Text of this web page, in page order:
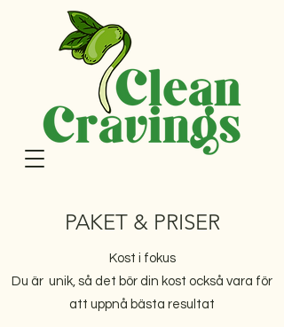
PAKET & PRISER
Kost i fokus
Du är unik, så det bör din kost också vara för
att uppnå bästa resultat